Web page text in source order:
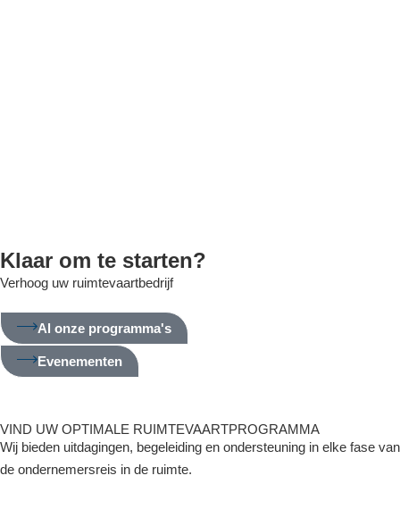
Klaar om te starten?
Verhoog uw ruimtevaartbedrijf
Al onze programma's
Evenementen
VIND UW OPTIMALE RUIMTEVAARTPROGRAMMA
Wij bieden uitdagingen, begeleiding en ondersteuning in elke fase van
de ondernemersreis in de ruimte.